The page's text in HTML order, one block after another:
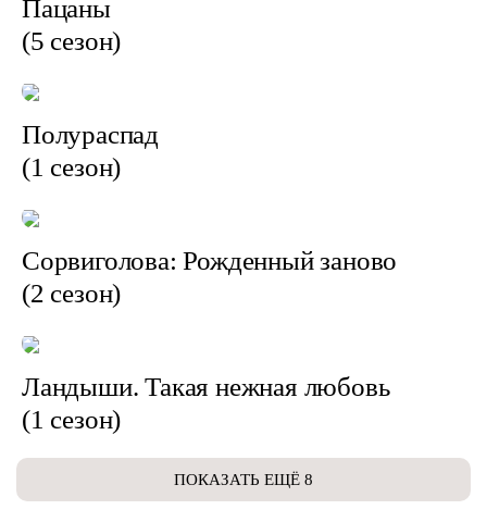
Пацаны
(5 сезон)
Полураспад
(1 сезон)
Сорвиголова: Рожденный заново
(2 сезон)
Ландыши. Такая нежная любовь
(1 сезон)
ПОКАЗАТЬ ЕЩЁ 8